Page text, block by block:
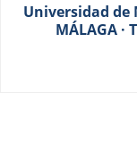
Universidad de
MÁLAGA ·